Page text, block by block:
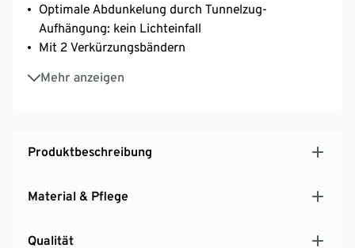
Optimale Abdunkelung durch Tunnelzug-
Aufhängung: kein Lichteinfall
Mit 2 Verkürzungsbändern
Mehr anzeigen
Aus recyceltem Material
Dieser Thermovorhang schont Ressourcen.
Produktbeschreibung
Material & Pflege
Qualität